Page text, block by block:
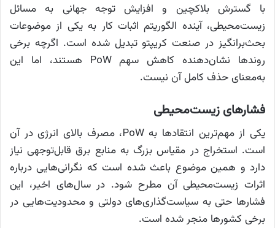
با گسترش بلاکچین و افزایش توجه جهانی به مسائل
زیست‌محیطی، آینده الگوریتم اثبات کار به یکی از موضوعات
بحث‌برانگیز در صنعت کریپتو تبدیل شده است. اگرچه برخی
روندها نشان‌دهنده کاهش سهم PoW هستند، اما این
به‌معنای حذف کامل آن نیست.
فشارهای زیست‌محیطی
یکی از مهم‌ترین انتقادها به PoW، مصرف بالای انرژی در آن
است. استخراج در مقیاس بزرگ به منابع برق قابل‌توجهی نیاز
دارد و همین موضوع باعث شده است که نگرانی‌هایی درباره
اثرات زیست‌محیطی آن مطرح شود. در سال‌های اخیر، این
فشارها حتی به سیاست‌گذاری‌های دولتی و محدودیت‌هایی در
برخی کشورها منجر شده است.